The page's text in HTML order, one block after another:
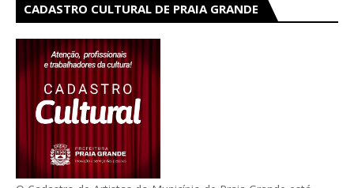
CADASTRO CULTURAL DE PRAIA GRANDE